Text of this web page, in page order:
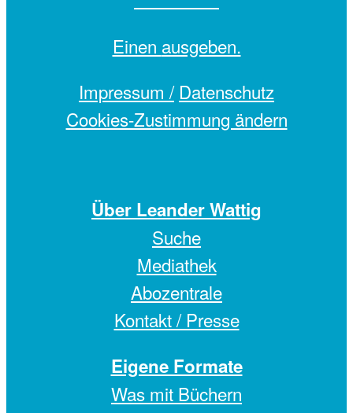
Einen ausgeben.
Impressum / Datenschutz
Cookies-Zustimmung ändern
Über Leander Wattig
Suche
Mediathek
Abozentrale
Kontakt / Presse
Eigene Formate
Was mit Büchern